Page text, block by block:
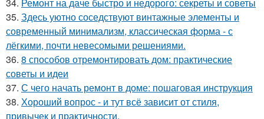
35. Здесь уютно соседствуют винтажные элементы и
современный минимализм, классическая форма - с
лёгкими, почти невесомыми решениями.
36. 8 способов отремонтировать дом: практические
советы и идеи
37. С чего начать ремонт в доме: пошаговая инструкция
38. Хороший вопрос - и тут всё зависит от стиля,
привычек и практичности.